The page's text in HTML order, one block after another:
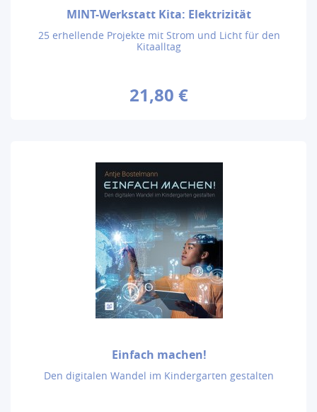
MINT-Werkstatt Kita: Elektrizität
25 erhellende Projekte mit Strom und Licht für den
Kitaalltag
21,80 €
Einfach machen!
Den digitalen Wandel im Kindergarten gestalten